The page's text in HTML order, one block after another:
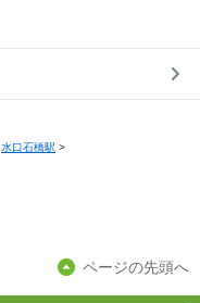
水口石橋駅 >
ページの先頭へ